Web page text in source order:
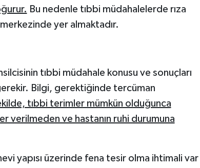
Bu nedenle tıbbi müdahalelerde rıza
yer almaktadır.
tıbbi müdahale konusu ve sonuçları
Bilgi, gerektiğinde tercüman
tıbbi terimler mümkün olduğunca
verilmeden ve hastanın ruhi durumuna
yapısı üzerinde fena tesir olma ihtimali var